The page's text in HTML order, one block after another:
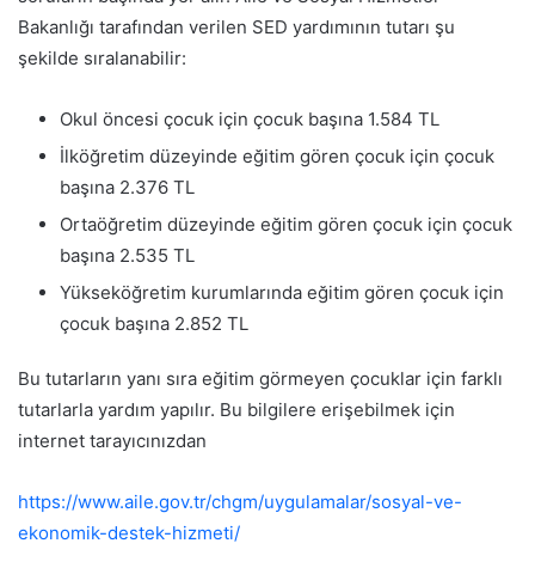
Bakanlığı tarafından verilen SED yardımının tutarı şu
şekilde sıralanabilir:
Okul öncesi çocuk için çocuk başına 1.584 TL
İlköğretim düzeyinde eğitim gören çocuk için çocuk
başına 2.376 TL
Ortaöğretim düzeyinde eğitim gören çocuk için çocuk
başına 2.535 TL
Yükseköğretim kurumlarında eğitim gören çocuk için
çocuk başına 2.852 TL
Bu tutarların yanı sıra eğitim görmeyen çocuklar için farklı
tutarlarla yardım yapılır. Bu bilgilere erişebilmek için
internet tarayıcınızdan
https://www.aile.gov.tr/chgm/uygulamalar/sosyal-ve-
ekonomik-destek-hizmeti/